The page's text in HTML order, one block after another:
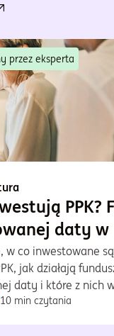
przez eksperta
PPK?
daty w
w co inwestowane
jak działają
daty i które z nich
wyniki.
10 min czytania